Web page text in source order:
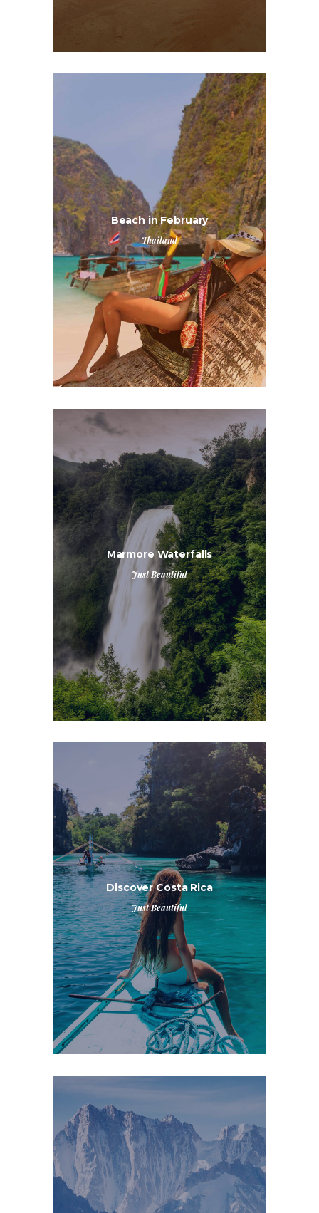
Beach in February
Thailand
Marmore Waterfalls
Just Beautiful
Discover Costa Rica
Just Beautiful